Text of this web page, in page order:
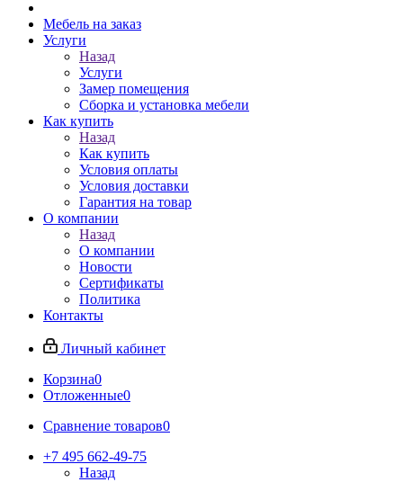
Мебель на заказ
Услуги
Назад
Услуги
Замер помещения
Сборка и установка мебели
Как купить
Назад
Как купить
Условия оплаты
Условия доставки
Гарантия на товар
О компании
Назад
О компании
Новости
Сертификаты
Политика
Контакты
Личный кабинет
Корзина0
Отложенные0
Сравнение товаров0
+7 495 662-49-75
Назад